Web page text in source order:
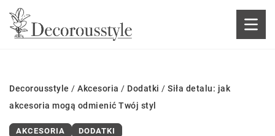
Decorousstyle / Akcesoria / Dodatki / Siła detalu: jak
akcesoria mogą odmienić Twój styl
AKCESORIA DODATKI